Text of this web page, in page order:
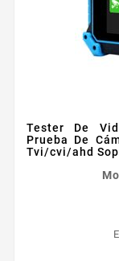
Tester De
Prueba De
Tvi/cvi/ahd